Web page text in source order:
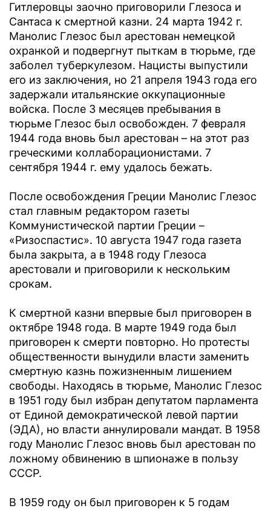
Гитлеровцы заочно приговорили Глезоса и
Сантаса к смертной казни. 24 марта 1942 г.
Манолис Глезос был арестован немецкой
охранкой и подвергнут пыткам в тюрьме, где
заболел туберкулезом. Нацисты выпустили
его из заключения, но 21 апреля 1943 года его
задержали итальянские оккупационные
войска. После 3 месяцев пребывания в
тюрьме Глезос был освобожден. 7 февраля
1944 года вновь был арестован – на этот раз
греческими коллаборационистами. 7
сентября 1944 г. ему удалось бежать.
После освобождения Греции Манолис Глезос
стал главным редактором газеты
Коммунистической партии Греции –
«Ризоспастис». 10 августа 1947 года газета
была закрыта, а в 1948 году Глезоса
арестовали и приговорили к нескольким
срокам.
К смертной казни впервые был приговорен в
октябре 1948 года. В марте 1949 года был
приговорен к смерти повторно. Но протесты
общественности вынудили власти заменить
смертную казнь пожизненным лишением
свободы. Находясь в тюрьме, Манолис Глезос
в 1951 году был избран депутатом парламента
от Единой демократической левой партии
(ЭДА), но власти аннулировали мандат. В 1958
году Манолис Глезос вновь был арестован по
ложному обвинению в шпионаже в пользу
СССР.
В 1959 году он был приговорен к 5 годам